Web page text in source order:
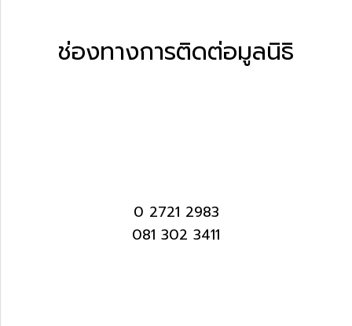
ช่องทางการติดต่อมูลนิธิ
0 2721 2983
081 302 3411